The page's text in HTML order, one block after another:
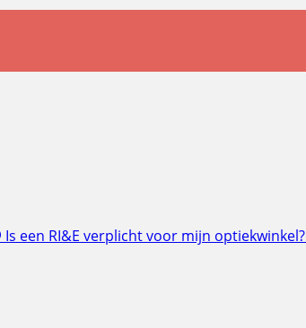
Is een RI&E verplicht voor mijn optiekwinkel?